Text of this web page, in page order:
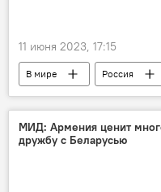
11 июня 2023, 17:15
В мире Россия
РФ
МИД: Армения ценит
дружбу с Беларусью